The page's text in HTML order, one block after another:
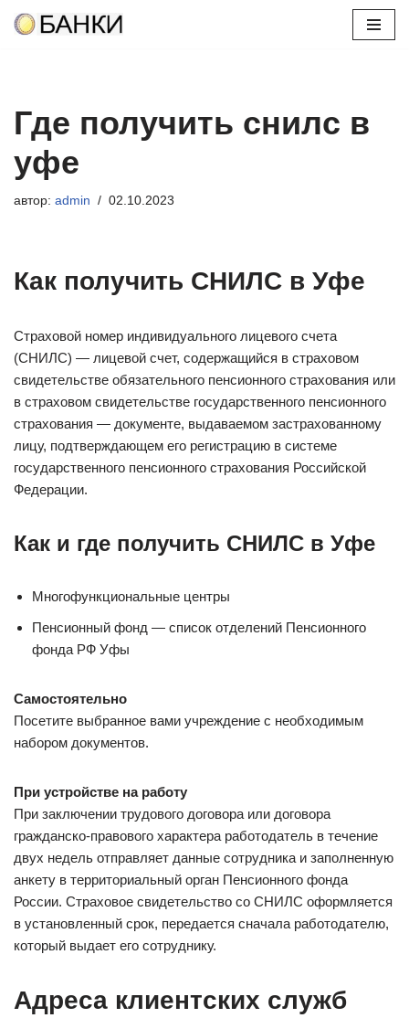
Где получить снилс в
уфе
автор: admin 02.10.2023
Как получить СНИЛС в Уфе
Страховой номер индивидуального лицевого счета
(СНИЛС) — лицевой счет, содержащийся в страховом
свидетельстве обязательного пенсионного страхования или
в страховом свидетельстве государственного пенсионного
страхования — документе, выдаваемом застрахованному
лицу, подтверждающем его регистрацию в системе
государственного пенсионного страхования Российской
Федерации.
Как и где получить СНИЛС в Уфе
Многофункциональные центры
Пенсионный фонд — список отделений Пенсионного
фонда РФ Уфы
Самостоятельно
Посетите выбранное вами учреждение с необходимым
набором документов.
При устройстве на работу
При заключении трудового договора или договора
гражданско-правового характера работодатель в течение
двух недель отправляет данные сотрудника и заполненную
анкету в территориальный орган Пенсионного фонда
России. Страховое свидетельство со СНИЛС оформляется
в установленный срок, передается сначала работодателю,
который выдает его сотруднику.
Адреса клиентских служб